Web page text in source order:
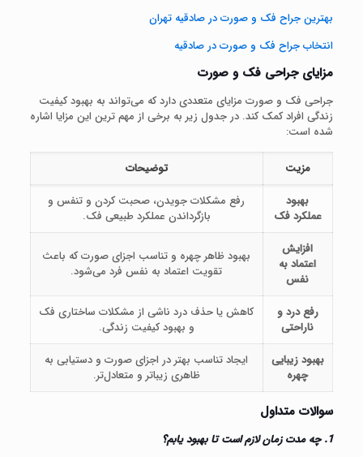
بهترین جراح فک و صورت در صادقیه تهران
انتخاب جراح فک و صورت در صادقیه
مزایای جراحی فک و صورت
جراحی فک و صورت مزایای متعددی دارد که می‌تواند به بهبود کیفیت
زندگی افراد کمک کند. در جدول زیر به برخی از مهم‌ ترین این مزایا اشاره
شده است:
مزیت
توضیحات
بهبود
عملکرد فک
رفع مشکلات جویدن، صحبت کردن و تنفس و
بازگرداندن عملکرد طبیعی فک.
افزایش
اعتماد به
نفس
بهبود ظاهر چهره و تناسب اجزای صورت که باعث
تقویت اعتماد به نفس فرد می‌شود.
رفع درد و
ناراحتی
کاهش یا حذف درد ناشی از مشکلات ساختاری فک
و بهبود کیفیت زندگی.
بهبود زیبایی
چهره
ایجاد تناسب بهتر در اجزای صورت و دستیابی به
ظاهری زیباتر و متعادل‌تر.
سوالات متداول
1. چه مدت زمان لازم است تا بهبود یابم؟